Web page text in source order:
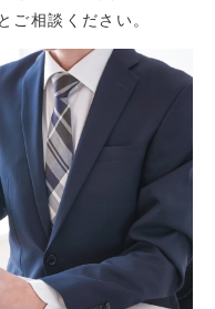
ご相談ください。